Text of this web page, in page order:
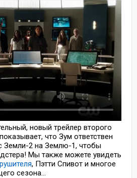
новый трейлер второго
что Зум ответствен
Земли-2 на Землю-1, чтобы
Мы также можете увидеть
, Пэтти Спивот и многое
сезона...